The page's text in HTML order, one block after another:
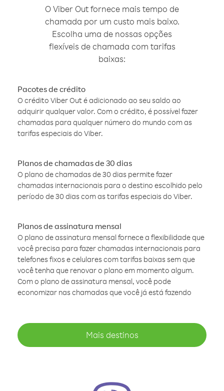
O Viber Out fornece mais tempo de
chamada por um custo mais baixo.
Escolha uma de nossas opções
flexíveis de chamada com tarifas
baixas:
Pacotes de crédito
O crédito Viber Out é adicionado ao seu saldo ao
adquirir qualquer valor. Com o crédito, é possível fazer
chamadas para qualquer número do mundo com as
tarifas especiais do Viber.
Planos de chamadas de 30 dias
O plano de chamadas de 30 dias permite fazer
chamadas internacionais para o destino escolhido pelo
período de 30 dias com as tarifas especiais do Viber.
Planos de assinatura mensal
O plano de assinatura mensal fornece a flexibilidade que
você precisa para fazer chamadas internacionais para
telefones fixos e celulares com tarifas baixas sem que
você tenha que renovar o plano em momento algum.
Com o plano de assinatura mensal, você pode
economizar nas chamadas que você já está fazendo
Mais destinos